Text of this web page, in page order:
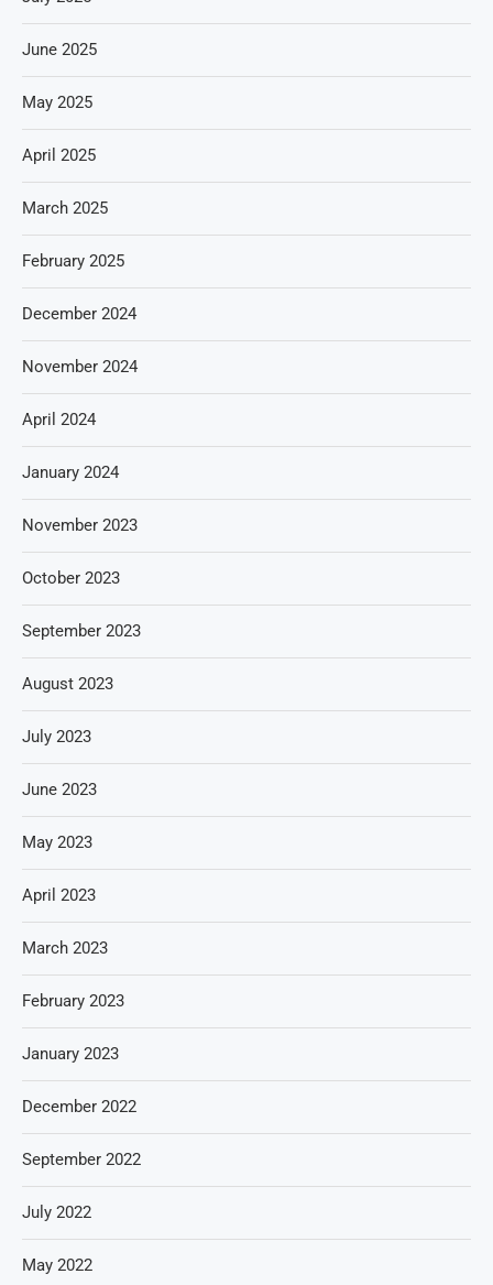
June 2025
May 2025
April 2025
March 2025
February 2025
December 2024
November 2024
April 2024
January 2024
November 2023
October 2023
September 2023
August 2023
July 2023
June 2023
May 2023
April 2023
March 2023
February 2023
January 2023
December 2022
September 2022
July 2022
May 2022